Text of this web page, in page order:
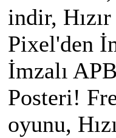
indir,
Pixel'den
İmzalı
Posteri!
oyunu,